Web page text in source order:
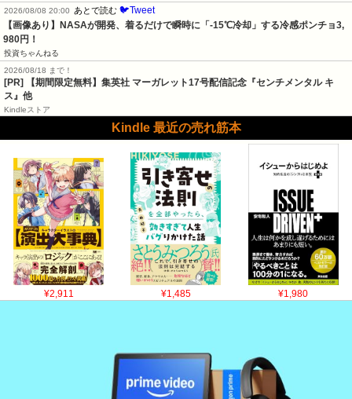
2026/08/08 20:00
あとで読む 🐦Tweet
【画像あり】NASAが開発、着るだけで瞬時に「-15℃冷却」する冷感ポンチョ3,
980円！
投資ちゃんねる
2026/08/18 まで！
[PR] 【期間限定無料】集英社 マーガレット17号配信記念『センチメンタル キ
ス』他
Kindleストア
Kindle 最近の売れ筋本
¥2,911 ¥1,485 ¥1,980